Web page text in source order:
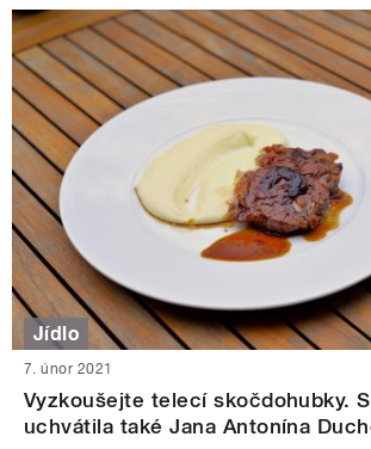
Jídlo
7. únor 2021
Vyzkoušejte telecí skočdohubky.
uchvátila také Jana Antonína